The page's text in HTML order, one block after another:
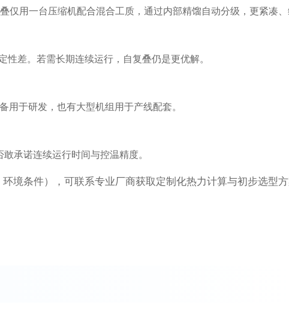
用一台压缩机配合混合工质，通过内部精馏自动分级，更紧凑、
差。若需长期连续运行，自复叠仍是更优解。
用于研发，也有大型机组用于产线配套。
承诺连续运行时间与控温精度。
条件），可联系专业厂商获取定制化热力计算与初步选型方